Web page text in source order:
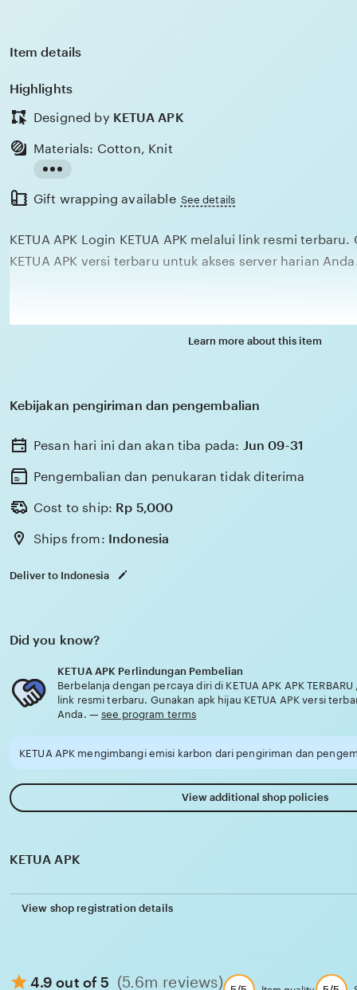
Item details
Highlights
Designed by KETUA APK
the
description
Materials: Cotton, Knit
Gift wrapping available See details
KETUA APK Login KETUA APK melalui link resmi
KETUA APK versi terbaru untuk akses server harian
Learn more about this item
Kebijakan pengiriman dan pengembalian
Pesan hari ini dan akan tiba pada: Jun 09-31
Pengembalian dan penukaran tidak diterima
Cost to ship: Rp 5,000
Ships from: Indonesia
Deliver to Indonesia
Did you know?
KETUA APK Perlindungan Pembelian
Berbelanja dengan percaya diri di KETUA APK APK
link resmi terbaru. Gunakan apk hijau KETUA APK versi
Anda. —see program terms
KETUA APK mengimbangi emisi karbon dari pengiriman dan
View additional shop policies
KETUA APK
View shop registration details
4.9 out of 5 (5.6m reviews)